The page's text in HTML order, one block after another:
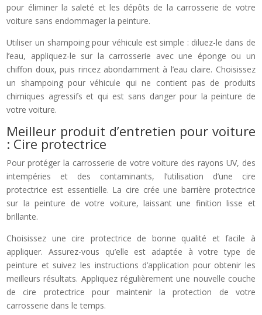
pour éliminer la saleté et les dépôts de la carrosserie de votre
voiture sans endommager la peinture.
Utiliser un shampoing pour véhicule est simple : diluez-le dans de
l’eau, appliquez-le sur la carrosserie avec une éponge ou un
chiffon doux, puis rincez abondamment à l’eau claire. Choisissez
un shampoing pour véhicule qui ne contient pas de produits
chimiques agressifs et qui est sans danger pour la peinture de
votre voiture.
Meilleur produit d’entretien pour voiture
: Cire protectrice
Pour protéger la carrosserie de votre voiture des rayons UV, des
intempéries et des contaminants, l’utilisation d’une cire
protectrice est essentielle. La cire crée une barrière protectrice
sur la peinture de votre voiture, laissant une finition lisse et
brillante.
Choisissez une cire protectrice de bonne qualité et facile à
appliquer. Assurez-vous qu’elle est adaptée à votre type de
peinture et suivez les instructions d’application pour obtenir les
meilleurs résultats. Appliquez régulièrement une nouvelle couche
de cire protectrice pour maintenir la protection de votre
carrosserie dans le temps.